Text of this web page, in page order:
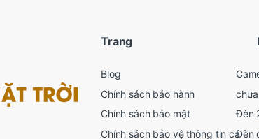
Trang
Blog
Chính sách bảo hành
Chính sách bảo mật
Chính sách bảo vệ thông tin cá
Đèn
Đèn